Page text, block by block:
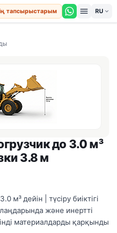
тапсырыстарым menu expand_more
до 3.0 м³
3.8 м
м³ дейін | түсіру биіктігі
және инертті
материалдарды қарқынды